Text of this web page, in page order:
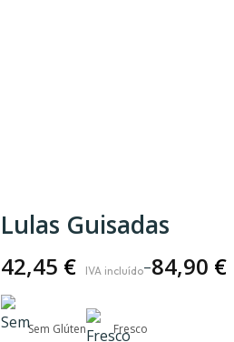
Lulas Guisadas
42,45 € –84,90 €
Price
range:
42,45 €Sem Glúten Fresco